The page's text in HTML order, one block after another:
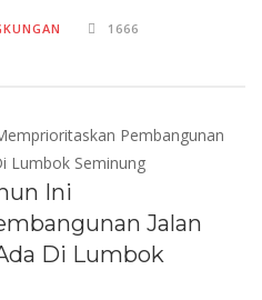
1666
Ini
Jalan
Di Lumbok